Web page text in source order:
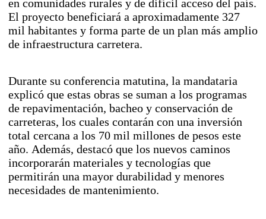
en comunidades rurales y de difícil acceso del país.
El proyecto beneficiará a aproximadamente 327
mil habitantes y forma parte de un plan más amplio
de infraestructura carretera.
Durante su conferencia matutina, la mandataria
explicó que estas obras se suman a los programas
de repavimentación, bacheo y conservación de
carreteras, los cuales contarán con una inversión
total cercana a los 70 mil millones de pesos este
año. Además, destacó que los nuevos caminos
incorporarán materiales y tecnologías que
permitirán una mayor durabilidad y menores
necesidades de mantenimiento.